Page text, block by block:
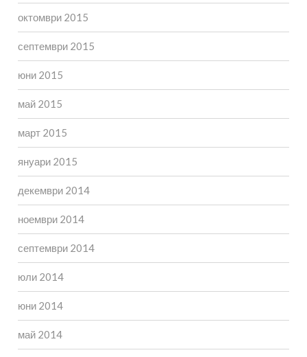
октомври 2015
септември 2015
юни 2015
май 2015
март 2015
януари 2015
декември 2014
ноември 2014
септември 2014
юли 2014
юни 2014
май 2014